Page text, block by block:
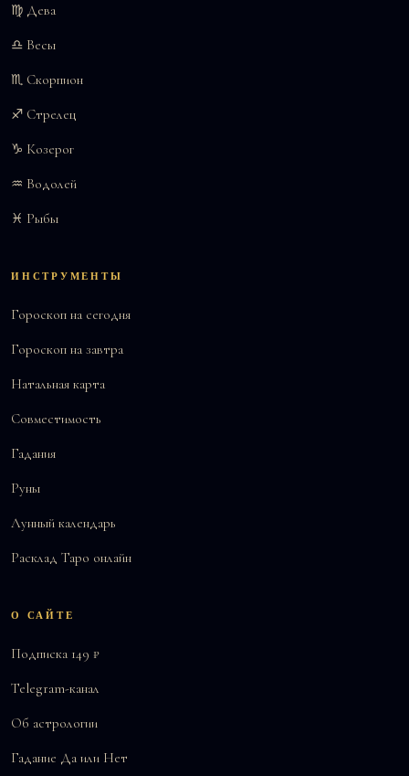
♍ Дева
♎ Весы
♏ Скорпион
♐ Стрелец
♑ Козерог
♒ Водолей
♓ Рыбы
ИНСТРУМЕНТЫ
Гороскоп на сегодня
Гороскоп на завтра
Натальная карта
Совместимость
Гадания
Руны
Лунный календарь
Расклад Таро онлайн
О САЙТЕ
Подписка 149 ₽
Telegram-канал
Об астрологии
Гадание Да или Нет